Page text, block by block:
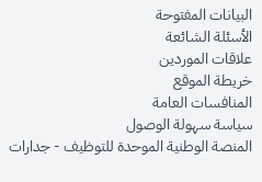
البيانات المفتوحةopens in new window
الأسئلة الشائعةopens in new window
علاقات الموردينopens in new window
خريطة الموقعopens in new window
المنافسات العامةopens in new window
سياسة سهولة الوصولin new window
المنصة الوطنية الموحدة للتوظيف - جدارات